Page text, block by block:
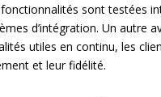
sont testées
d’intégration. Un autre
utiles en continu, les
et leur fidélité.